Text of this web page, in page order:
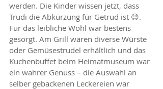
werden. Die Kinder wissen jetzt, dass
Trudi die Abkürzung für Getrud ist 😉.
Für das leibliche Wohl war bestens
gesorgt. Am Grill waren diverse Würste
oder Gemüsestrudel erhältlich und das
Kuchenbuffet beim Heimatmuseum war
ein wahrer Genuss – die Auswahl an
selber gebackenen Leckereien war